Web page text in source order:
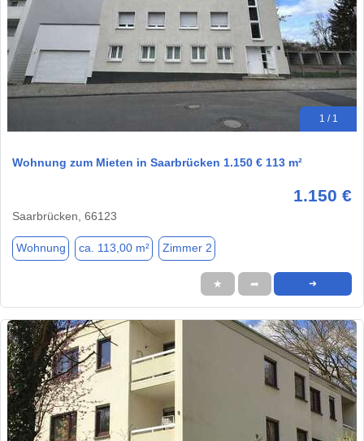
1 / 1
Wohnung zum Mieten in Saarbrücken 1.150 € 113 m²
1.150 €
Saarbrücken, 66123
Wohnung ca. 113,00 m² Zimmer 2
★ ➦ ➜